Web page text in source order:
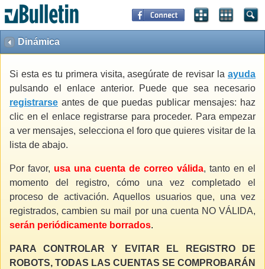
Dinámica
Si esta es tu primera visita, asegúrate de revisar la ayuda
pulsando el enlace anterior. Puede que sea necesario
registrarse antes de que puedas publicar mensajes: haz
clic en el enlace registrarse para proceder. Para empezar
a ver mensajes, selecciona el foro que quieres visitar de la
lista de abajo.
Por favor, usa una cuenta de correo válida, tanto en el
momento del registro, cómo una vez completado el
proceso de activación. Aquellos usuarios que, una vez
registrados, cambien su mail por una cuenta NO VÁLIDA,
serán periódicamente borrados.
PARA CONTROLAR Y EVITAR EL REGISTRO DE
ROBOTS, TODAS LAS CUENTAS SE COMPROBARÁN